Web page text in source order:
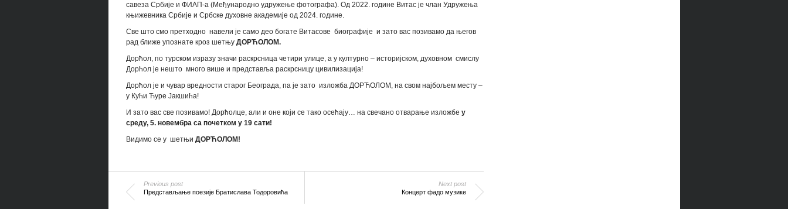
савеза Србије и ФИАП-а (Међународно удружење фотографа). Од 2022. године Витас је члан Удружења
књижевника Србије и Србске духовне академије од 2024. године.
Све што смо претходно навели је само део богате Витасове биографије и зато вас позивамо да његов
рад ближе упознате кроз шетњу ДОРЋОЛОМ.
Дорћол, по турском изразу значи раскрсницa четири улице, а у културно – историјском, духовном смислу
Дорћол је нешто много више и представља раскрсницу цивилизација!
Дорћол је и чувар вредности старог Београда, па је зато изложба ДОРЋОЛОМ, на свом најбољем месту –
у Кући Ћуре Јакшића!
И зато вас све позивамо! Дорћолце, али и оне који се тако осећају… на свечано отварање изложбе у
среду, 5. новембра са почетком у 19 сати!
Видимо се у шетњи ДОРЋОЛОМ!
Previous post
Представљање поезије Братислава Тодоровића
Next post
Концерт фадо музике